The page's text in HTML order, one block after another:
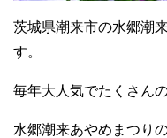
茨城県潮来市の水郷潮
す。
毎年大人気でたくさん
水郷潮来あやめまつり